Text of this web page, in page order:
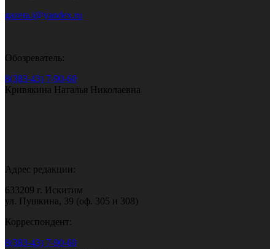
gazeta.i@yandex.ru
Обозреватель:
8(383-43) 7-90-60
Кривякина Наталья Николаевна
Адрес редакции:
633209 г. Искитим
ул. Пушкина, 39 (оф. 305 и 308)
Корреспондент:
8(383-43) 7-90-60